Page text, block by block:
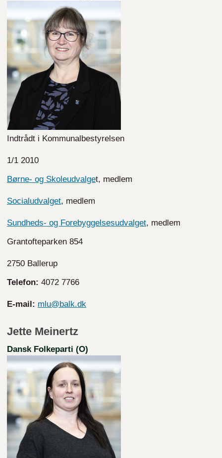
Indtrådt i Kommunalbestyrelsen
1/1 2010
Børne- og Skoleudvalget, medlem
Socialudvalget, medlem
Sundheds- og Forebyggelsesudvalget, medlem
Grantofteparken 854
2750 Ballerup
Telefon: 4072 7766
E-mail: mlu@balk.dk
Jette Meinertz
Dansk Folkeparti (O)